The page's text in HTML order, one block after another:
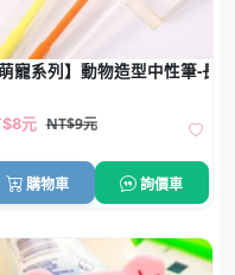
萌寵系列】動物造型中性筆-長
元 NT$9元
購物車 詢價車